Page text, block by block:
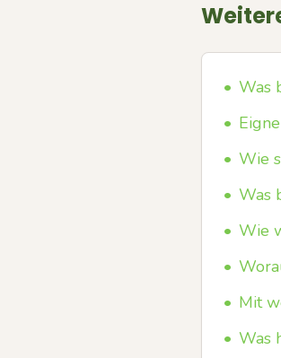
• Was
•
• Wie
• Was
• Wie
•
• Mit
• Was